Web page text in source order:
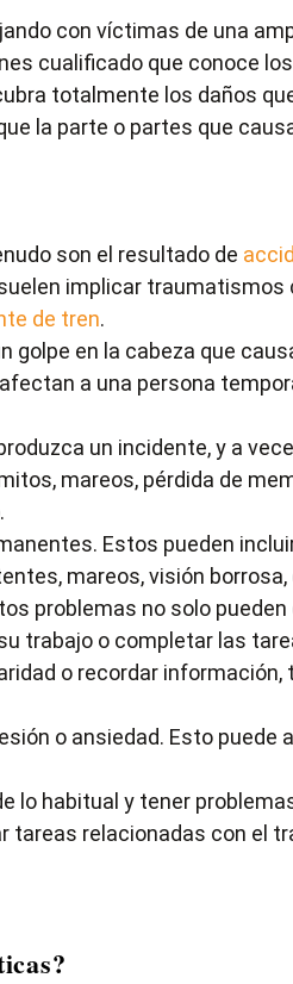
con víctimas de una
cualificado que conoce
totalmente los daños
la parte o partes que
son el resultado de
implicar traumatismos
de tren.
en la cabeza que
a una persona
un incidente, y a
mareos, pérdida de
Estos pueden
mareos, visión
problemas no solo pueden
trabajo o completar las
o recordar
o ansiedad. Esto puede
lo habitual y tener
tareas relacionadas con el